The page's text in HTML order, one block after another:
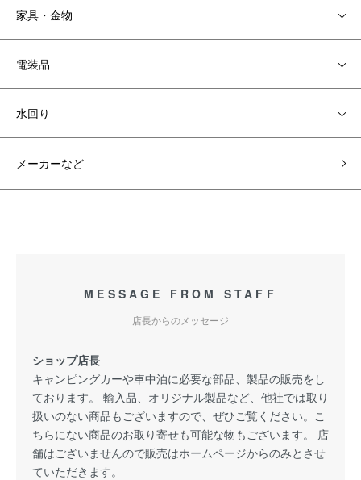
家具・金物
電装品
水回り
メーカーなど
MESSAGE FROM STAFF
店長からのメッセージ
ショップ店長
キャンピングカーや車中泊に必要な部品、製品の販売をし
ております。 輸入品、オリジナル製品など、他社では取り
扱いのない商品もございますので、ぜひご覧ください。こ
ちらにない商品のお取り寄せも可能な物もございます。 店
舗はございませんので販売はホームページからのみとさせ
ていただきます。